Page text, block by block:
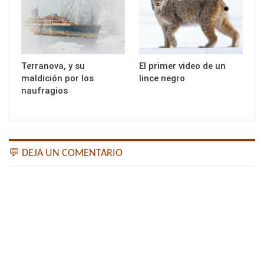
Terranova, y su
maldición por los
naufragios
El primer video de un
lince negro
💬 DEJA UN COMENTARIO